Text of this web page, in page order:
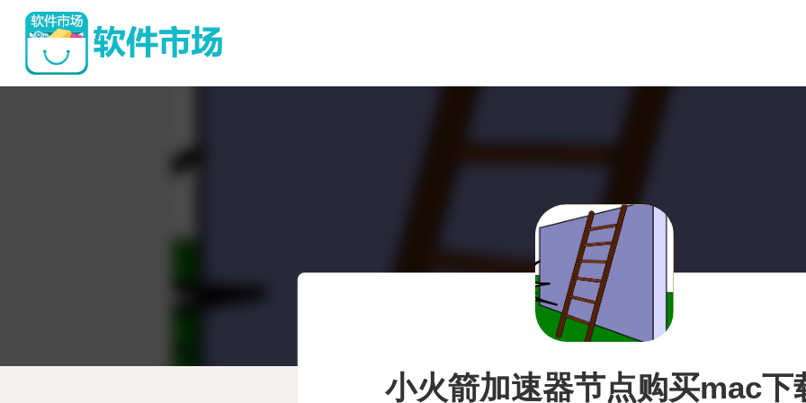
小火箭加速器节点购买mac下